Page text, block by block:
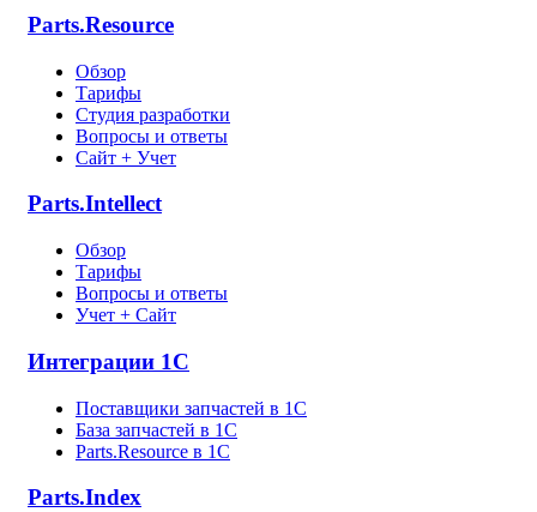
Parts.Resource
Обзор
Тарифы
Студия разработки
Вопросы и ответы
Сайт + Учет
Parts.Intellect
Обзор
Тарифы
Вопросы и ответы
Учет + Сайт
Интеграции 1С
Поставщики запчастей в 1C
База запчастей в 1С
Parts.Resource в 1C
Parts.Index